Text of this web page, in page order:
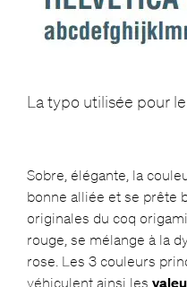
La typo utilisée pour
Sobre, élégante, la
bonne alliée et se prête
originales du coq
rouge, se mélange à la
rose. Les 3 couleurs
véhiculent ainsi les